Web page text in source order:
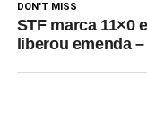
DON'T MISS
STF marca 11×0
liberou emenda